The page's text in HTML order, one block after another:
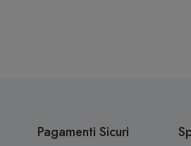
Pagamenti Sicuri